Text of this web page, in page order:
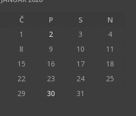
Č P S
N
1
2 3
4
8 9 10
11
15 16 17
18
22 23 24
25
29 30
31